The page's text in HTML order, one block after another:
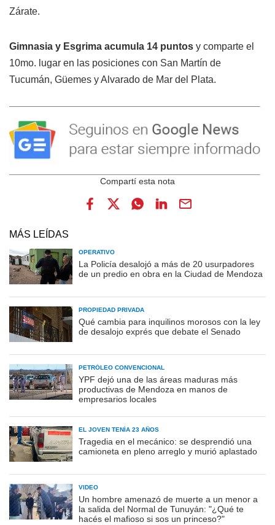
Zárate.
Gimnasia y Esgrima acumula 14 puntos y comparte el
10mo. lugar en las posiciones con San Martín de
Tucumán, Güemes y Alvarado de Mar del Plata.
MÁS LEÍDAS
OPERATIVO
La Policía desalojó a más de 20 usurpadores
de un predio en obra en la Ciudad de Mendoza
PROPIEDAD PRIVADA
Qué cambia para inquilinos morosos con la ley
de desalojo exprés que debate el Senado
PETRÓLEO CONVENCIONAL
YPF dejó una de las áreas maduras más
productivas de Mendoza en manos de
empresarios locales
EL JOVEN TENÍA 23 AÑOS
Tragedia en el mecánico: se desprendió una
camioneta en pleno arreglo y murió aplastado
VIDEO
Un hombre amenazó de muerte a un menor a
la salida del Normal de Tunuyán: "¿Qué te
hacés el mafioso si sos un princeso?"